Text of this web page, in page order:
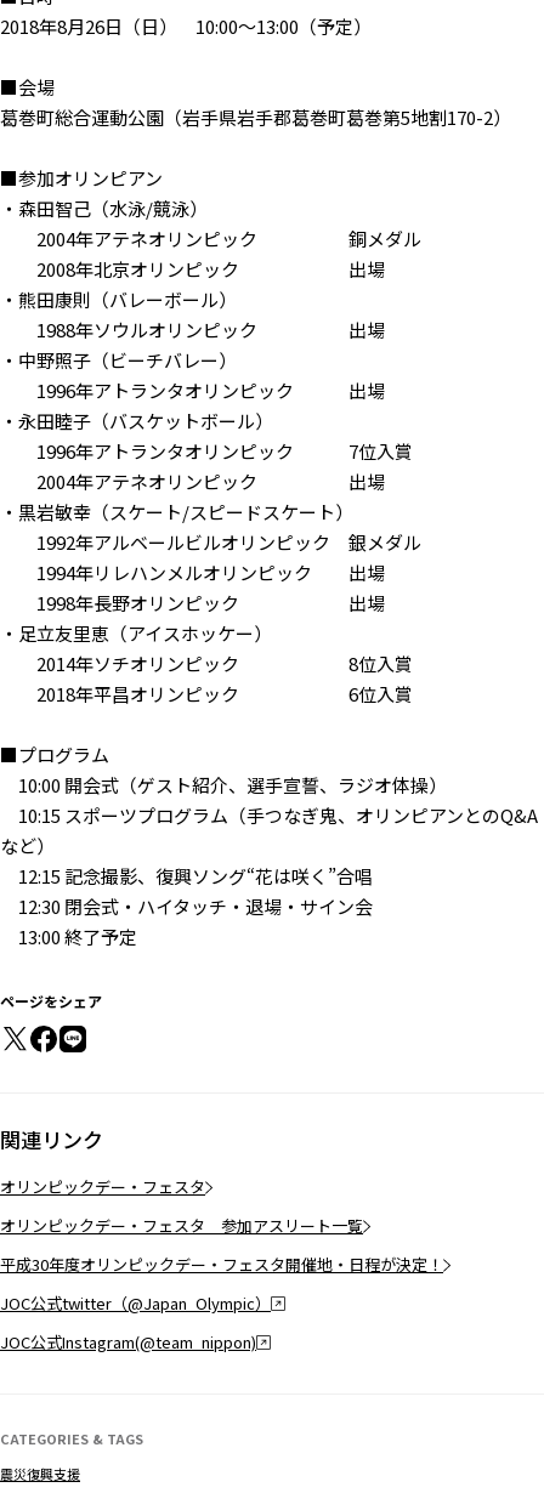
2018年8月26日（日） 10:00〜13:00（予定）
■会場
葛巻町総合運動公園（岩手県岩手郡葛巻町葛巻第5地割170-2）
■参加オリンピアン
・森田智己（水泳/競泳）
2004年アテネオリンピック 銅メダル
2008年北京オリンピック 出場
・熊田康則（バレーボール）
1988年ソウルオリンピック 出場
・中野照子（ビーチバレー）
1996年アトランタオリンピック 出場
・永田睦子（バスケットボール）
1996年アトランタオリンピック 7位入賞
2004年アテネオリンピック 出場
・黒岩敏幸（スケート/スピードスケート）
1992年アルベールビルオリンピック 銀メダル
1994年リレハンメルオリンピック 出場
1998年長野オリンピック 出場
・足立友里恵（アイスホッケー）
2014年ソチオリンピック 8位入賞
2018年平昌オリンピック 6位入賞
■プログラム
10:00 開会式（ゲスト紹介、選手宣誓、ラジオ体操）
10:15 スポーツプログラム（手つなぎ鬼、オリンピアンとのQ&A
など）
12:15 記念撮影、復興ソング“花は咲く”合唱
12:30 閉会式・ハイタッチ・退場・サイン会
13:00 終了予定
ページをシェア
関連リンク
オリンピックデー・フェスタ
オリンピックデー・フェスタ 参加アスリート一覧
平成30年度オリンピックデー・フェスタ開催地・日程が決定！
JOC公式twitter（@Japan_Olympic）
JOC公式Instagram(@team_nippon)
CATEGORIES & TAGS
震災復興支援